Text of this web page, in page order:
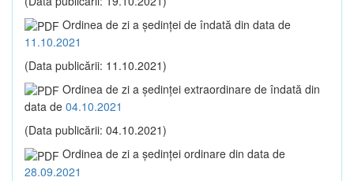
Ordinea de zi a şedinţei de îndată din data de
11.10.2021
(Data publicării: 11.10.2021)
Ordinea de zi a şedinţei extraordinare de îndată din
data de 04.10.2021
(Data publicării: 04.10.2021)
Ordinea de zi a şedinţei ordinare din data de
28.09.2021